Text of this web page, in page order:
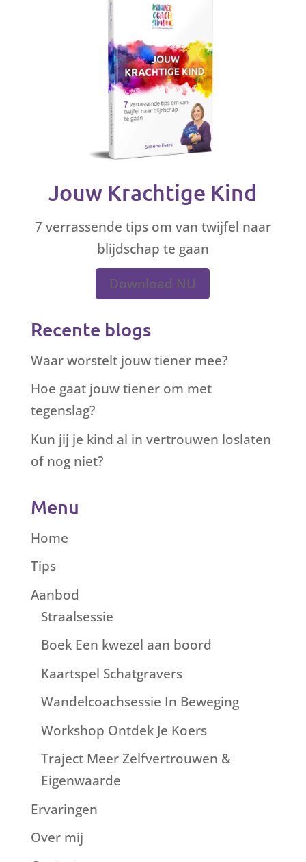
Jouw Krachtige Kind
7 verrassende tips om van twijfel naar
blijdschap te gaan
Download NU
Recente blogs
Waar worstelt jouw tiener mee?
Hoe gaat jouw tiener om met
tegenslag?
Kun jij je kind al in vertrouwen loslaten
of nog niet?
Menu
Home
Tips
Aanbod
Straalsessie
Boek Een kwezel aan boord
Kaartspel Schatgravers
Wandelcoachsessie In Beweging
Workshop Ontdek Je Koers
Traject Meer Zelfvertrouwen &
Eigenwaarde
Ervaringen
Over mij